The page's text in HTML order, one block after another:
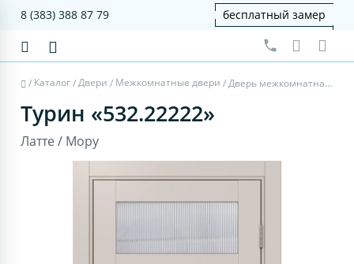
8 (383) 388 87 79 бесплатный замер
/ Каталог/Двери / Межкомнатные двери / Дверь межкомнатная Турин 532.22222 - латте, мору
Турин «532.22222»
Латте / Мору